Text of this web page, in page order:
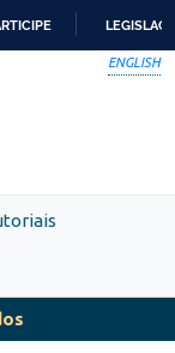
ENGLISH